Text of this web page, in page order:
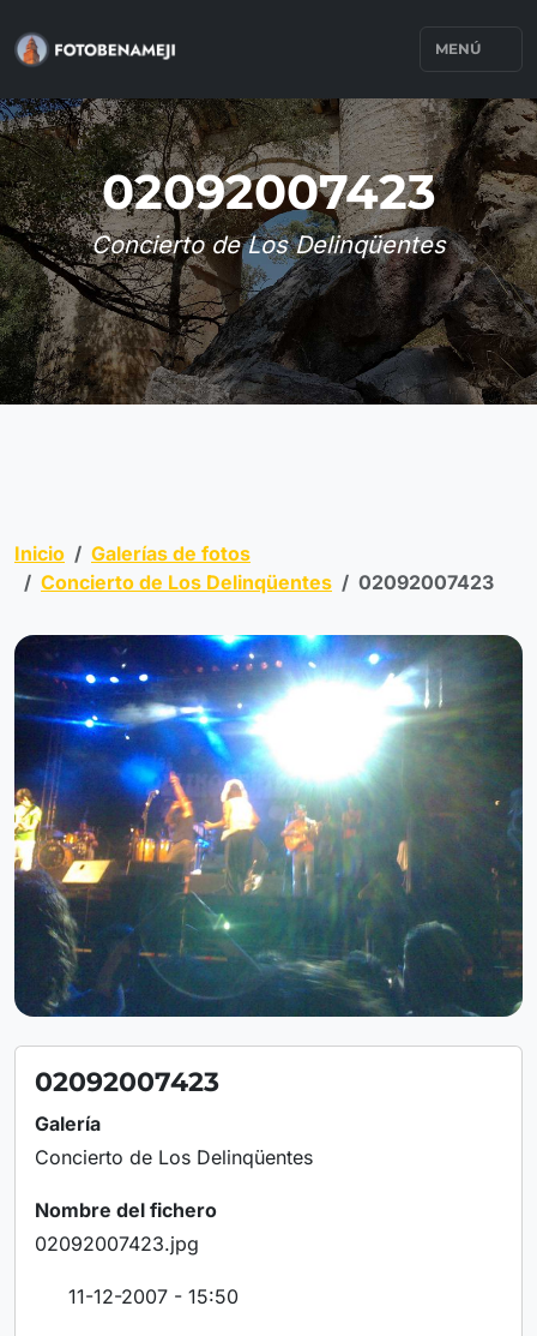
MENÚ
02092007423
Concierto de Los Delinqüentes
Inicio
Galerías de fotos
Concierto de Los Delinqüentes
02092007423
02092007423
Galería
Concierto de Los Delinqüentes
Nombre del fichero
02092007423.jpg
11-12-2007 - 15:50